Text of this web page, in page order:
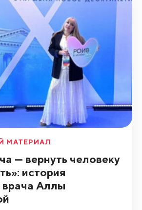
МАТЕРИАЛ
— вернуть человеку
история
врача Аллы